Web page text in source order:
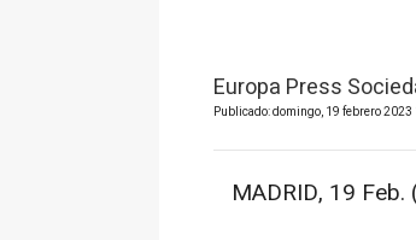
Europa Press
Publicado: domingo, 19 febrero 2023
MADRID, 19 Feb.